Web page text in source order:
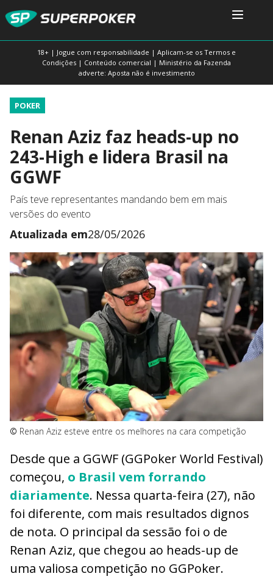
18+ | Jogue com responsabilidade | Aplicam-se os Termos e
Condições | Conteúdo comercial | Ministério da Fazenda
adverte: Aposta não é investimento
POKER
Renan Aziz faz heads-up no
243-High e lidera Brasil na
GGWF
País teve representantes mandando bem em mais
versões do evento
Atualizada em28/05/2026
© Renan Aziz esteve entre os melhores na cara competição
Desde que a GGWF (GGPoker World Festival)
começou, o Brasil vem forrando
diariamente. Nessa quarta-feira (27), não
foi diferente, com mais resultados dignos
de nota. O principal da sessão foi o de
Renan Aziz, que chegou ao heads-up de
uma valiosa competição no GGPoker.